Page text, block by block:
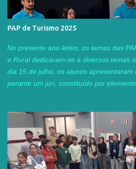
PAP de Turismo 2025
No presente ano letivo, os temas das
e Rural dedicaram-se a diversos temas
dia 15 de julho, os alunos apresentaram
perante um júri, constituído por
Superior de Turismo e Tecnologias do
com duas ex-alunas do nosso curso
Carvalho e Patrícia Baptista , que neste
as suas licenciaturas na área. A Sofia
trabalhar na agência de viagens "Guia